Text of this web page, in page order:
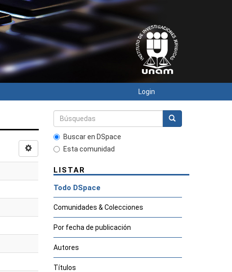
Login
Buscar en DSpace
Esta comunidad
LISTAR
Todo DSpace
Comunidades & Colecciones
Por fecha de publicación
Autores
Títulos